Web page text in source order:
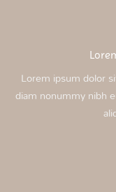
Lorem ipsum dolor
diam nonummy nibh